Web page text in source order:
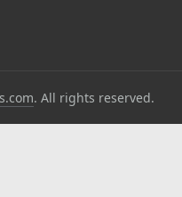
. All rights reserved.